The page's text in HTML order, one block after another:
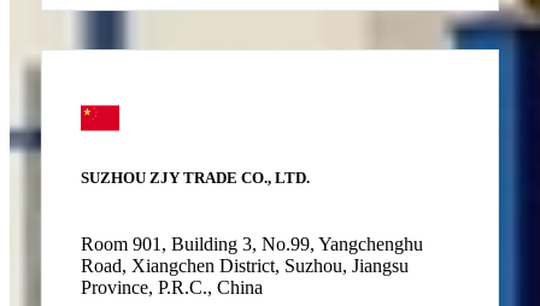
SUZHOU ZJY TRADE CO., LTD.
Room 901, Building 3, No.99, Yangchenghu
Road, Xiangchen District, Suzhou, Jiangsu
Province, P.R.C., China